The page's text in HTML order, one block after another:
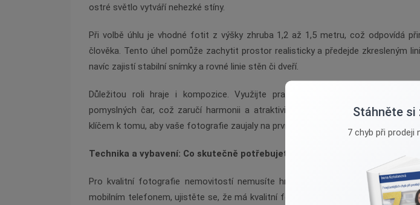
ostré světlo vytváří nehezké stíny.
Při volbě úhlu je vhodné fotit z výšky zhruba 1,2 až 1,5 metru, což odpovídá
člověka. Tento úhel pomůže zachytit prostor realisticky a předejde zkresleným
navíc zajistí stabilní snímky a rovné linie stěn či dveří.
Důležitou roli hraje i kompozice. Využijte pravidlo třetin – hlavní prvky
pomyslných čar, což zaručí harmonii a atraktivitu snímku. Správné světlo, úhel
klíčem k tomu, aby vaše fotografie zaujaly na první pohled.
Technika a vybavení: Co skutečně potřebujete pro kvalitní fotografie
Pro kvalitní fotografie nemovitostí nemusíte hned investovat do drahého
mobilním telefonem, ujistěte se, že má kvalitní fotoaparát – ideálně s
Stáhněte si
7 chyb při prodeji